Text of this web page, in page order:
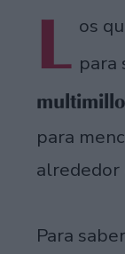
L os
para
para
alrededor
Para